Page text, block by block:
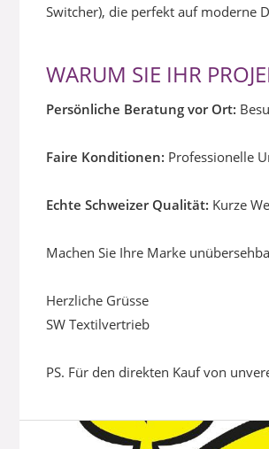
Switcher), die perfekt auf moderne
WARUM SIE IHR
Persönliche Beratung vor Ort:
Faire Konditionen: Professionelle
Echte Schweizer Qualität: Kurze
Machen Sie Ihre Marke
Herzliche Grüsse
SW Textilvertrieb
PS. Für den direkten Kauf von